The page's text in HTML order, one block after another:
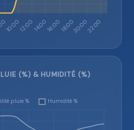
(%) & HUMIDITÉ (%)